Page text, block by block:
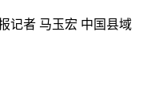
者 马玉宏 中国县域